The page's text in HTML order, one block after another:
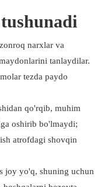
narxlar va
tanlaydilar.
tezda paydo
qo'rqib, muhim
oshirib bo'lmaydi;
atrofdagi shovqin
joy yo'q, shuning uchun